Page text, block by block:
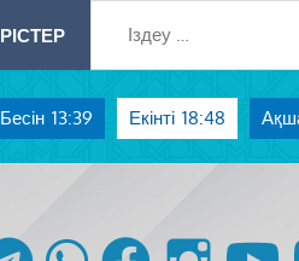
Бесін 13:39 Екінті 18:48
telegram whatsapp facebook instagram